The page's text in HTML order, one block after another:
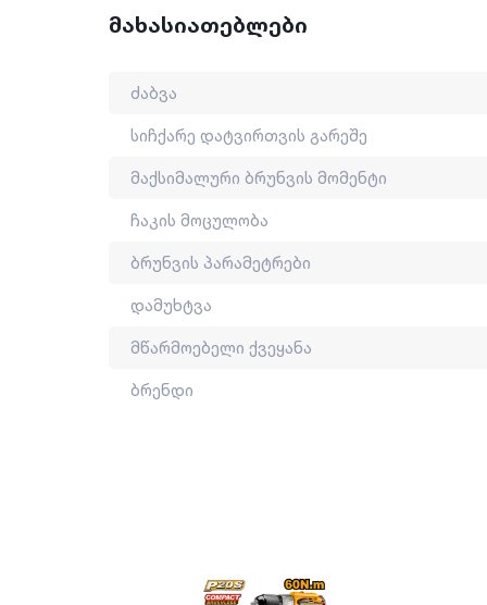
ბრუნვის პარამეტრები: 15+ 1
დამუხტვა: USB type-C
მწარმოებელი ქვეყანა: ჩინეთი
მახასიათებლები
ძაბვა
სიჩქარე დატვირთვის გარეშე
მაქსიმალური ბრუნვის მომენტი
ჩაკის მოცულობა
ბრუნვის პარამეტრები
დამუხტვა
მწარმოებელი ქვეყანა
ბრენდი